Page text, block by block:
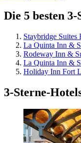
Die 5 besten
Staybridge
La Quinta Inn &
Rodeway Inn &
La Quinta Inn &
Holiday Inn Fort
3-Sterne-